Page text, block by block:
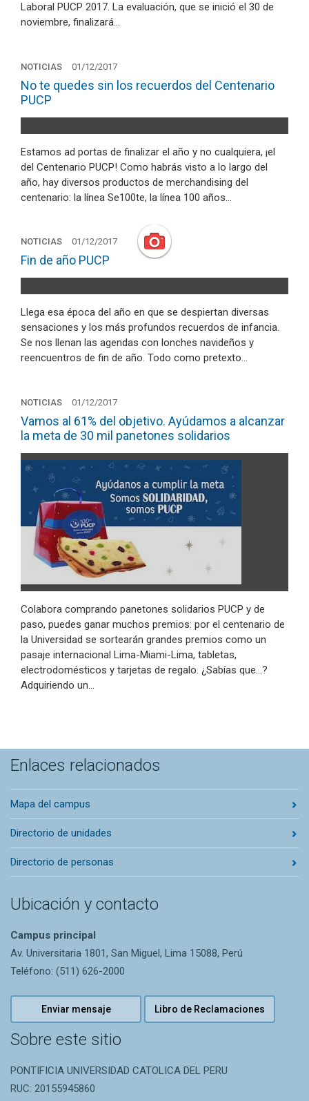
Laboral PUCP 2017. La evaluación, que se inició el 30 de
noviembre, finalizará…
NOTICIAS 01/12/2017
No te quedes sin los recuerdos del Centenario
PUCP
Estamos ad portas de finalizar el año y no cualquiera, ¡el
del Centenario PUCP! Como habrás visto a lo largo del
año, hay diversos productos de merchandising del
centenario: la línea Se100te, la línea 100 años…
NOTICIAS 01/12/2017
Fin de año PUCP
Llega esa época del año en que se despiertan diversas
sensaciones y los más profundos recuerdos de infancia.
Se nos llenan las agendas con lonches navideños y
reencuentros de fin de año. Todo como pretexto…
NOTICIAS 01/12/2017
Vamos al 61% del objetivo. Ayúdamos a alcanzar
la meta de 30 mil panetones solidarios
Colabora comprando panetones solidarios PUCP y de
paso, puedes ganar muchos premios: por el centenario de
la Universidad se sortearán grandes premios como un
pasaje internacional Lima-Miami-Lima, tabletas,
electrodomésticos y tarjetas de regalo. ¿Sabías que…?
Adquiriendo un…
Enlaces relacionados
Mapa del campus
Directorio de unidades
Directorio de personas
Ubicación y contacto
Campus principal
Av. Universitaria 1801, San Miguel, Lima 15088, Perú
Teléfono: (511) 626-2000
Enviar mensaje Libro de Reclamaciones
Sobre este sitio
PONTIFICIA UNIVERSIDAD CATOLICA DEL PERU
RUC: 20155945860